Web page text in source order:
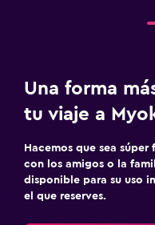
Una forma
tu viaje a
Hacemos que sea
con los amigos o la
disponible para su uso
el que reserves.